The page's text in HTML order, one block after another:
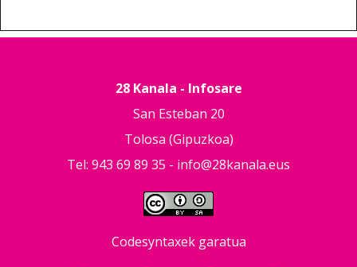
28 Kanala - Infosare
San Esteban 20
Tolosa (Gipuzkoa)
Tel: 943 69 89 35 - info@28kanala.eus
Codesyntaxek garatua